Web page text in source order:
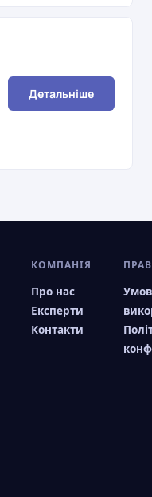
Детальніше
КОМПАНІЯ
Про нас
Експерти
Контакти